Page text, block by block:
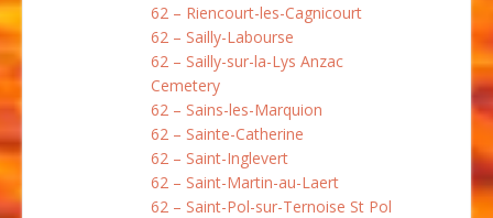
62 – Riencourt-les-Cagnicourt
62 – Sailly-Labourse
62 – Sailly-sur-la-Lys Anzac
Cemetery
62 – Sains-les-Marquion
62 – Sainte-Catherine
62 – Saint-Inglevert
62 – Saint-Martin-au-Laert
62 – Saint-Pol-sur-Ternoise St Pol